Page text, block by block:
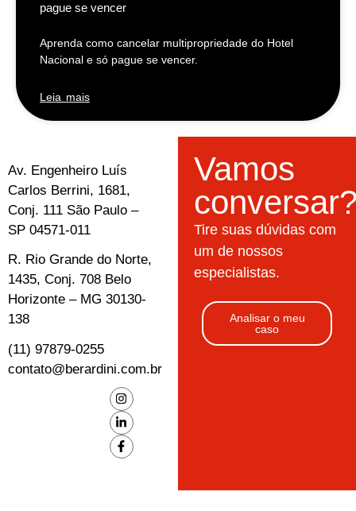
pague se vencer
Aprenda como cancelar multipropriedade do Hotel
Nacional e só pague se vencer.
Leia mais
Av. Engenheiro Luís
Carlos Berrini, 1681,
Conj. 111 São Paulo –
SP 04571-011
R. Rio Grande do Norte,
1435, Conj. 708 Belo
Horizonte – MG 30130-
138
(11) 97879-0255
contato@berardini.com.br
Vamos
Tire suas dúvidas com
um de nossos
especialistas.
Analisar o meu
caso